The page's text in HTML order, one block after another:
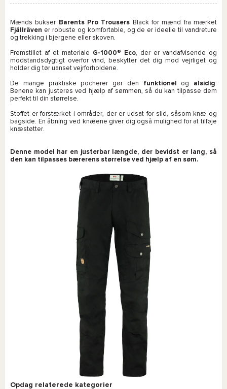
Mænds bukser Barents Pro Trousers Black for mænd fra mærket
Fjällräven er robuste og komfortable, og de er ideelle til vandreture
og trekking i bjergene eller skoven.
Fremstillet af et materiale G-1000® Eco, der er vandafvisende og
modstandsdygtigt overfor vind, beskytter det dig mod vejrliget og
holder dig tør uanset vejrforholdene.
De mange praktiske pocherer gør den funktionel og alsidig.
Benene kan justeres ved hjælp af sømmen, så du kan tilpasse dem
perfekt til din størrelse.
Stoffet er forstærket i områder, der er udsat for slid, såsom knæ og
bagside. En åbning ved knæene giver dig også mulighed for at tilføje
knæstøtter.
Denne model har en justerbar længde, der bevidst er lang, så
den kan tilpasses bærerens størrelse ved hjælp af en søm.
Opdag relaterede kategorier